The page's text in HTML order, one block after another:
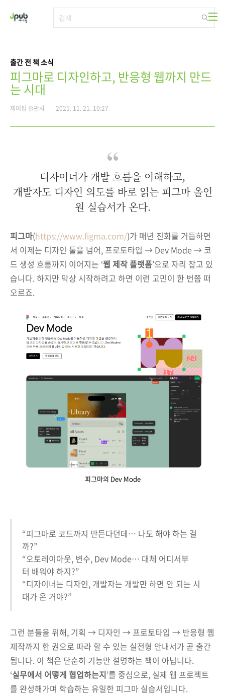
출간 전 책 소식
피그마로 디자인하고, 반응형 웹까지 만드
는 시대
제이펍 출판사 2025. 11. 21. 10:27
디자이너가 개발 흐름을 이해하고,
개발자도 디자인 의도를 바로 읽는 피그마 올인
원 실습서가 온다.
피그마(https://www.figma.com/)가 매년 진화를 거듭하면
서 이제는 디자인 툴을 넘어, 프로토타입 → Dev Mode → 코
드 생성 흐름까지 이어지는 ‘웹 제작 플랫폼’으로 자리 잡고 있
습니다. 하지만 막상 시작하려고 하면 이런 고민이 한 번쯤 떠
오르죠.
피그마의 Dev Mode
“피그마로 코드까지 만든다던데… 나도 해야 하는 걸
까?”
“오토레이아웃, 변수, Dev Mode… 대체 어디서부
터 배워야 하지?”
“디자이너는 디자인, 개발자는 개발만 하면 안 되는 시
대가 온 거야?”
그런 분들을 위해, 기획 → 디자인 → 프로토타입 → 반응형 웹
제작까지 한 권으로 따라 할 수 있는 실전형 안내서가 곧 출간
됩니다. 이 책은 단순히 기능만 설명하는 책이 아닙니다.
‘실무에서 어떻게 협업하는지’를 중심으로, 실제 웹 프로젝트
를 완성해가며 학습하는 유일한 피그마 실습서입니다.